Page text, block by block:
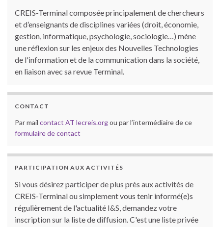
CREIS-Terminal composée principalement de chercheurs
et d’enseignants de disciplines variées (droit, économie,
gestion, informatique, psychologie, sociologie…) mène
une réflexion sur les enjeux des Nouvelles Technologies
de l'information et de la communication dans la société,
en liaison avec sa revue Terminal.
CONTACT
Par mail contact AT lecreis.orgou par l’intermédiaire de ce
formulaire de contact
PARTICIPATION AUX ACTIVITÉS
Si vous désirez participer de plus près aux activités de
CREIS-Terminal ou simplement vous tenir informé(e)s
régulièrement de l'actualité I&S, demandez votre
inscription sur la liste de diffusion. C'est une liste privée